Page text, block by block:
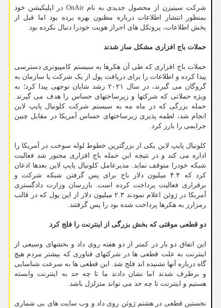
شرکت سیتیزن از محصول جدیدی به نام OnAir در اپلیکیشن خود
بمنظور انتشار اطلاعات درباره مظنون بهره برده بود اما قبل از
پخش اطلاعات، پروتکل های احراز هویت خودرا دنبال نکرده بود.
حملات باج افزاری مشکل ساز شدند
حملات باج افزاری که طی آن هکرها به سیستم کامپیوتری دسترسی
پیدا کرده و اطلاعات را برای دریافت پول از یک شرکت یا سازمان به
گروگان می گیرند، در سال ۲۰۲۱ رشد شایان توجهی پیدا کرد؛ به
ویژه حملاتی که شرکتها و زیرساختهای حساس را هدف می گیرند.
حمله بزرگی که در ماه مه به سیستم شرکت کلونیال پایپ لاین
انجام شد، لطمه پذیری زیرساختهای حساس آمریکا در مقابل چنین
جرایمی را بارز کرد.
کلونیال پایپ لاین یکی از بزرگترین خطوط لوله سوخت در آمریکا را
اداره می کند و در نتیجه این حمله باج افزاری مجبور شد فعالیت
شبکه خودرا متوقف نماید. مدیرعامل کلونیال پایپ لاین بعدها اذعان
کرد که ۴.۴ میلیون دلار باج برای پس گرفتن شبکه شرکت و
برقراری فعالیت پرداخت کرده است. بازرسان وزارت دادگستری
آمریکا در ژوئن اعلام نمودند ۲.۳ میلیون دلار از این پول که در قالب
رمزارز به هکرها پرداخت شده بود را پس گرفتند.
دو قطعی موقتی که بخش بزرگی از اینترنت را فلج کرد
این اتفاق دو بار در کمتر از دو هفته روی داد و بخشهای وسیعی از
اینترنت به علت قطعی ها در شرکتهای فناوری که بیشتر مردم هیچ
گاه درباره آنها نشنیده اند فلج شد. این قطعی ها به سرعت شناسایی
و برطرف شدند اما نشان دادند ما تا چه حد به اینترنت وابسته
هستیم و اینترنت تا چه حد می تواند متزلزل باشد.
نخستین قطعی در هشتم ژوئن روی داد و وب سایت های بی شماری